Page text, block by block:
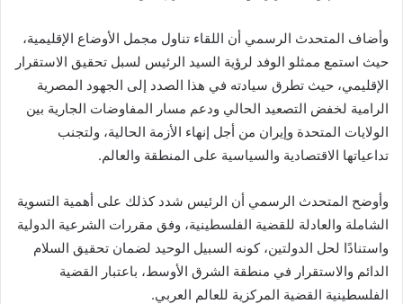
وأضاف المتحدث الرسمي أن اللقاء تناول مجمل الأوضاع الإقليمية،
حيث استمع ممثلو الوفد لرؤية السيد الرئيس لسبل تحقيق الاستقرار
الإقليمي، حيث تطرق سيادته في هذا الصدد إلى الجهود المصرية
الرامية لخفض التصعيد الحالي ودعم مسار المفاوضات الجارية بين
الولايات المتحدة وإيران من أجل إنهاء الأزمة الحالية، ولتجنب
تداعياتها الاقتصادية والسياسية على المنطقة والعالم.
وأوضح المتحدث الرسمي أن الرئيس شدد كذلك على أهمية التسوية
الشاملة والعادلة للقضية الفلسطينية، وفق مقررات الشرعية الدولية
واستنادًا لحل الدولتين، كونه السبيل الوحيد لضمان تحقيق السلام
الدائم والاستقرار في منطقة الشرق الأوسط، باعتبار القضية
الفلسطينية القضية المركزية للعالم العربي.